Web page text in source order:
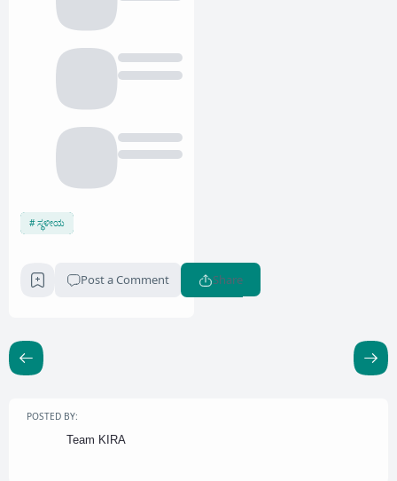
ಸ್ಥಳೀಯ
Post a Comment Share
POSTED BY:
Team KIRA